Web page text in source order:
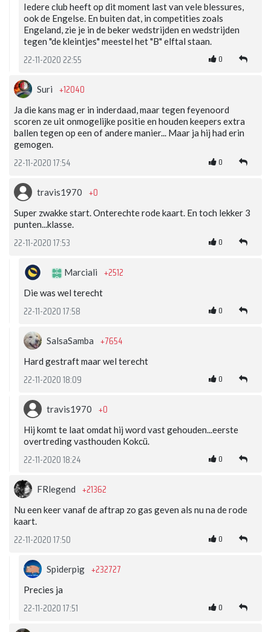
Iedere club heeft op dit moment last van vele blessures,
ook de Engelse. En buiten dat, in competities zoals
Engeland, zie je in de beker wedstrijden en wedstrijden
tegen "de kleintjes" meestel het "B" elftal staan.
22-11-2020 22:55 0
Suri +12040
Ja die kans mag er in inderdaad, maar tegen feyenoord
scoren ze uit onmogelijke positie en houden keepers extra
ballen tegen op een of andere manier... Maar ja hij had erin
gemogen.
22-11-2020 17:54 0
travis1970 +0
Super zwakke start. Onterechte rode kaart. En toch lekker 3
punten...klasse.
22-11-2020 17:53 0
Marciali +2512
Die was wel terecht
22-11-2020 17:58 0
SalsaSamba +7654
Hard gestraft maar wel terecht
22-11-2020 18:09 0
travis1970 +0
Hij komt te laat omdat hij word vast gehouden...eerste
overtreding vasthouden Kokcü.
22-11-2020 18:24 0
FRlegend +21362
Nu een keer vanaf de aftrap zo gas geven als nu na de rode
kaart.
22-11-2020 17:50 0
Spiderpig +232727
Precies ja
22-11-2020 17:51 0